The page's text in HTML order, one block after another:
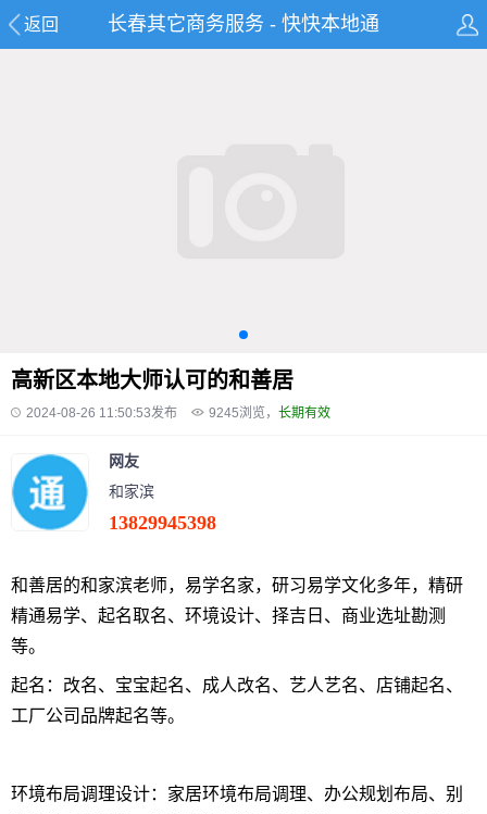
返回 长春其它商务服务 - 快快本地通
高新区本地大师认可的和善居
2024-08-26 11:50:53发布 9245浏览， 长期有效
网友
和家滨
13829945398
和善居的和家滨老师，易学名家，研习易学文化多年，精研
精通易学、起名取名、环境设计、择吉日、商业选址勘测
等。
起名：改名、宝宝起名、成人改名、艺人艺名、店铺起名、
工厂公司品牌起名等。
环境布局调理设计：家居环境布局调理、办公规划布局、别